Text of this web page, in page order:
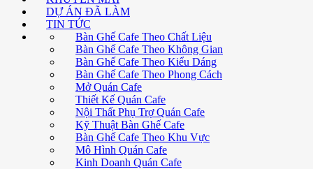
DỰ ÁN ĐÃ LÀM
TIN TỨC
Bàn Ghế Cafe Theo Chất Liệu
Bàn Ghế Cafe Theo Không Gian
Bàn Ghế Cafe Theo Kiểu Dáng
Bàn Ghế Cafe Theo Phong Cách
Mở Quán Cafe
Thiết Kế Quán Cafe
Nội Thất Phụ Trợ Quán Cafe
Kỹ Thuật Bàn Ghế Cafe
Bàn Ghế Cafe Theo Khu Vực
Mô Hình Quán Cafe
Kinh Doanh Quán Cafe